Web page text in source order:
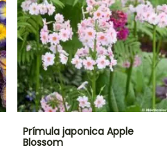
Prímula japonica Apple
Blossom